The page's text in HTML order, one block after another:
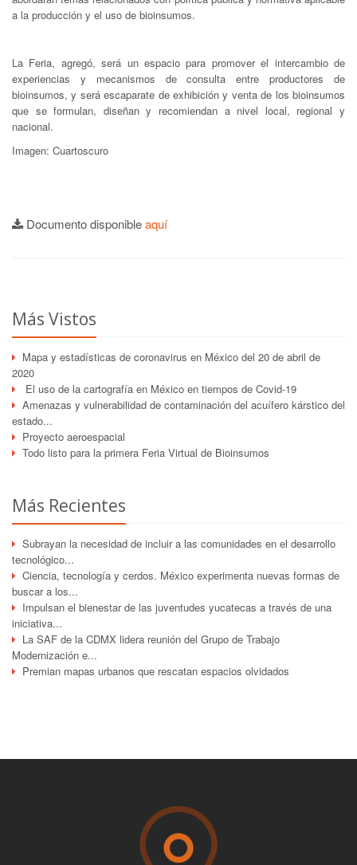
a la producción y el uso de bioinsumos.
La Feria, agregó, será un espacio para promover el intercambio de
experiencias y mecanismos de consulta entre productores de
bioinsumos, y será escaparate de exhibición y venta de los bioinsumos
que se formulan, diseñan y recomiendan a nivel local, regional y
nacional.
Imagen: Cuartoscuro
Documento disponibleaquí
Más Vistos
Mapa y estadísticas de coronavirus en México del 20 de abril de
2020
El uso de la cartografía en México en tiempos de Covid-19
Amenazas y vulnerabilidad de contaminación del acuífero kárstico del
estado...
Proyecto aeroespacial
Todo listo para la primera Feria Virtual de Bioinsumos
Más Recientes
Subrayan la necesidad de incluir a las comunidades en el desarrollo
tecnológico...
Ciencia, tecnología y cerdos. México experimenta nuevas formas de
buscar a los...
Impulsan el bienestar de las juventudes yucatecas a través de una
iniciativa...
La SAF de la CDMX lidera reunión del Grupo de Trabajo
Modernización e...
Premian mapas urbanos que rescatan espacios olvidados